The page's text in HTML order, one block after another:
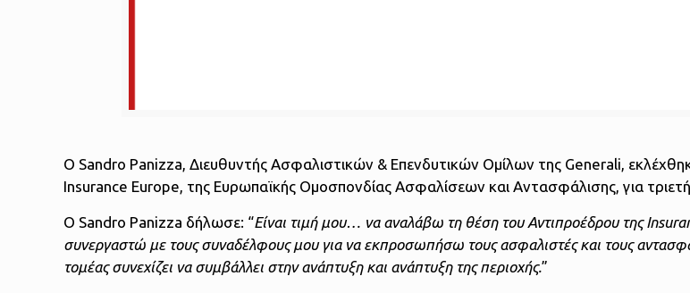
Ο Sandro Panizza, Διευθυντής Ασφαλιστικών & Επενδυτικών Ομίλων της Generali,
Insurance Europe, της Ευρωπαϊκής Ομοσπονδίας Ασφαλίσεων και Αντασφάλισης, για τριετή
Ο Sandro Panizza δήλωσε: “Είναι τιμή μου… να αναλάβω τη θέση του Αντιπροέδρου της
συνεργαστώ με τους συναδέλφους μου για να εκπροσωπήσω τους ασφαλιστές και τους
τομέας συνεχίζει να συμβάλλει στην ανάπτυξη και ανάπτυξη της περιοχής.”